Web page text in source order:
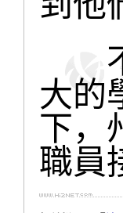
不
大的
下，
職員